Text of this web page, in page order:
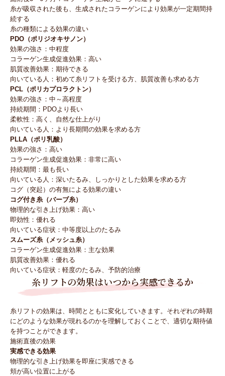
糸が吸収された後も、生成されたコラーゲンにより効果が一定期間持
続する
糸の種類による効果の違い
PDO（ポリジオキサノン）
効果の強さ：中程度
コラーゲン生成促進効果：高い
肌質改善効果：期待できる
向いている人：初めて糸リフトを受ける方、肌質改善も求める方
PCL（ポリカプロラクトン）
効果の強さ：中～高程度
持続期間：PDOより長い
柔軟性：高く、自然な仕上がり
向いている人：より長期間の効果を求める方
PLLA（ポリ乳酸）
効果の強さ：高い
コラーゲン生成促進効果：非常に高い
持続期間：最も長い
向いている人：深いたるみ、しっかりとした効果を求める方
コグ（突起）の有無による効果の違い
コグ付き糸（バーブ糸）
物理的な引き上げ効果：高い
即効性：優れる
向いている症状：中等度以上のたるみ
スムーズ糸（メッシュ糸）
コラーゲン生成促進効果：主な効果
肌質改善効果：優れる
向いている症状：軽度のたるみ、予防的治療
糸リフトの効果はいつから実感できるか
糸リフトの効果は、時間とともに変化していきます。それぞれの時期
にどのような効果が現れるのかを理解しておくことで、適切な期待値
を持つことができます。
施術直後の効果
実感できる効果
物理的な引き上げ効果を即座に実感できる
頬が高い位置に上がる